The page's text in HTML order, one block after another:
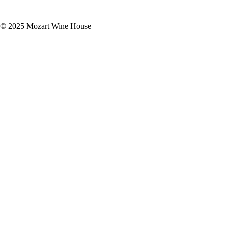
© 2025 Mozart Wine House